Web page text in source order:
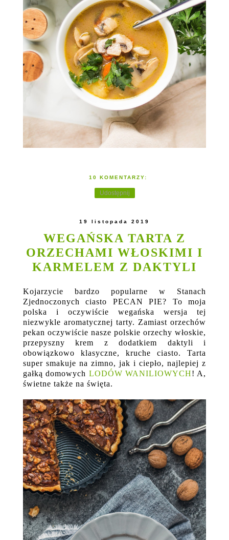
10 KOMENTARZY:
Udostępnij
19 listopada 2019
WEGAŃSKA TARTA Z
ORZECHAMI WŁOSKIMI I
KARMELEM Z DAKTYLI
Kojarzycie bardzo popularne w Stanach
Zjednoczonych ciasto PECAN PIE? To moja
polska i oczywiście wegańska wersja tej
niezwykle aromatycznej tarty. Zamiast orzechów
pekan oczywiście nasze polskie orzechy włoskie,
przepyszny krem z dodatkiem daktyli i
obowiązkowo klasyczne, kruche ciasto. Tarta
super smakuje na zimno, jak i ciepło, najlepiej z
gałką domowych LODÓW WANILIOWYCH! A,
świetne także na święta.